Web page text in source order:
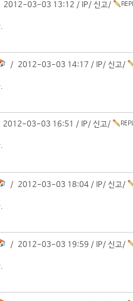
03-03 13:12 / IP/ 신고/
/ 2012-03-03 14:17 / IP/ 신고/
03-03 16:51 / IP/ 신고/
/ 2012-03-03 18:04 / IP/ 신고/
/ 2012-03-03 19:59 / IP/ 신고/